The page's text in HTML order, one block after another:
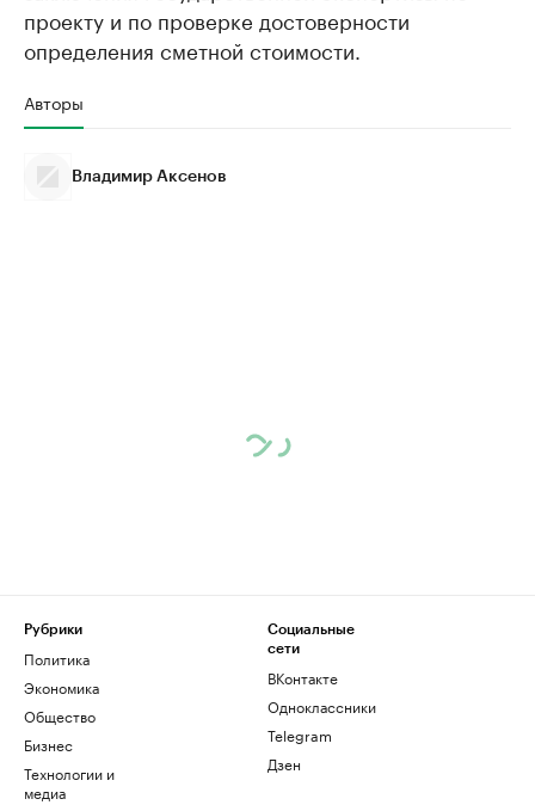
проекту и по проверке достоверности
определения сметной стоимости.
Авторы
Владимир Аксенов
Рубрики
Политика
Экономика
Общество
Бизнес
Технологии и
медиа
Социальные
сети
ВКонтакте
Одноклассники
Telegram
Дзен